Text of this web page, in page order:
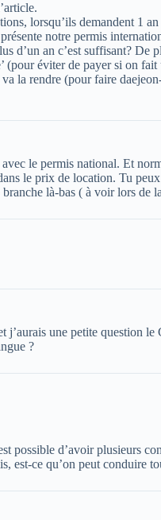
lorsqu’ils demandent 1
notre permis
d’un an c’est suffisant? De
(pour éviter de payer si on
la rendre (pour faire
avec le permis national. Et
le prix de location. Tu
là-bas ( à voir lors de
j’aurais une petite question
?
possible d’avoir plusieurs
est-ce qu’on peut conduire